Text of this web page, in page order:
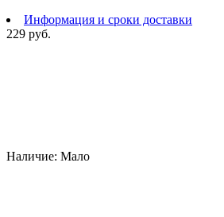
Информация и сроки доставки
229 руб.
Наличие: Мало